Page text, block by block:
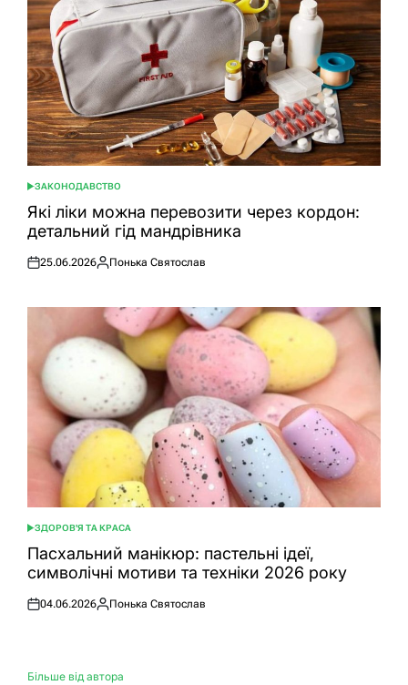
ОПУБЛІКУВАТИ
У
ЗАКОНОДАВСТВО
Які ліки можна перевозити через кордон:
детальний гід мандрівника
Оприлюднено
25.06.2026
Опубліковано
Понька Святослав
ОПУБЛІКУВАТИ
У
ЗДОРОВ'Я ТА КРАСА
Пасхальний манікюр: пастельні ідеї,
символічні мотиви та техніки 2026 року
Оприлюднено
04.06.2026
Опубліковано
Понька Святослав
Більше від автора